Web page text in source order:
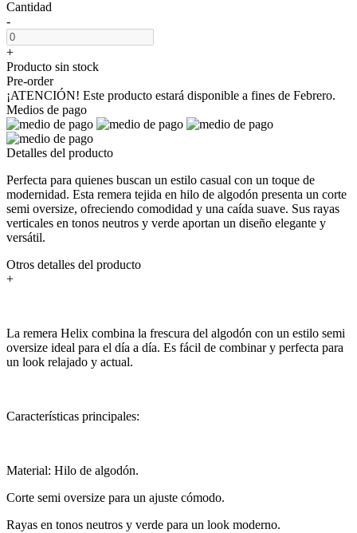
Cantidad
-
+
Producto sin stock
Pre-order
¡ATENCIÓN! Este producto estará disponible a fines de Febrero.
Medios de pago
Detalles del producto
Perfecta para quienes buscan un estilo casual con un toque de
modernidad. Esta remera tejida en hilo de algodón presenta un corte
semi oversize, ofreciendo comodidad y una caída suave. Sus rayas
verticales en tonos neutros y verde aportan un diseño elegante y
versátil.
Otros detalles del producto
+
La remera Helix combina la frescura del algodón con un estilo semi
oversize ideal para el día a día. Es fácil de combinar y perfecta para
un look relajado y actual.
Características principales:
Material: Hilo de algodón.
Corte semi oversize para un ajuste cómodo.
Rayas en tonos neutros y verde para un look moderno.